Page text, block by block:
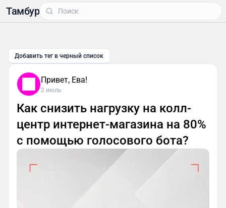
Тамбур
Добавить тег в черный список
Привет, Ева!
2 июль
Как снизить нагрузку на колл-
центр интернет-магазина на 80%
с помощью голосового бота?